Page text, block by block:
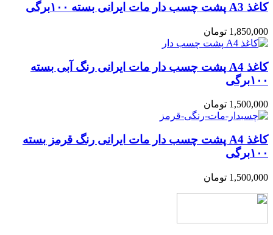
کاغذ A3 پشت چسب دار مات ایرانی بسته ۱۰۰برگی
1,850,000 تومان
کاغذ A4 پشت چسب دار مات ایرانی رنگ آبی بسته
۱۰۰برگی
1,500,000 تومان
کاغذ A4 پشت چسب دار مات ایرانی رنگ قرمز بسته
۱۰۰برگی
1,500,000 تومان